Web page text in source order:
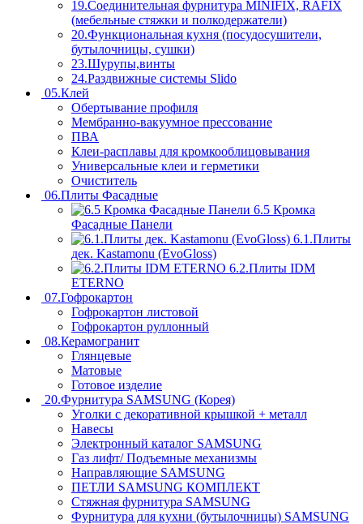
19.Соединительная фурнитура MINIFIX, RAFIX
(мебельные стяжки и полкодержатели)
20.Функциональная кухня (посудосушители,
бутылочницы, сушки)
23.Шурупы,винты
24.Раздвижные системы Slido
05.Клей
Обертывание профиля
Мембранно-вакуумное прессование
ПВА
Клеи-расплавы для кромкооблицовывания
Универсальные клеи и герметики
Очиститель
06.Плиты Фасадные
6.5 Кромка
Фасадные Панели
6.1.Плиты
дек. Kastamonu (EvoGloss)
6.2.Плиты IDM
ETERNO
07.Гофрокартон
Гофрокартон листовой
Гофрокартон руллонный
08.Керамогранит
Глянцевые
Матовые
Готовое изделие
20.Фурнитура SAMSUNG (Корея)
Уголки с декоративной крышкой + металл
Навесы
Электронный каталог SAMSUNG
Газ лифт/ Подъемные механизмы
Направляющие SAMSUNG
ПЕТЛИ SAMSUNG КОМПЛЕКТ
Стяжная фурнитура SAMSUNG
Фурнитура для кухни (бутылочницы) SAMSUNG